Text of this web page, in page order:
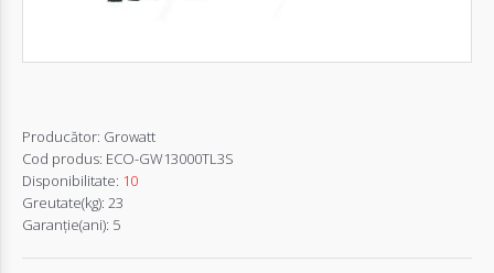
Producător: Growatt
Cod produs: ECO-GW13000TL3S
Disponibilitate: 10
Greutate(kg): 23
Garanţie(ani): 5